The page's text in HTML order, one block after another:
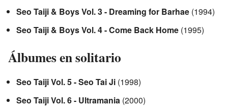
Seo Taiji & Boys Vol. 3 - Dreaming for Barhae (1994)
Seo Taiji & Boys Vol. 4 - Come Back Home (1995)
Álbumes en solitario
Seo Taiji Vol. 5 - Seo Tai Ji (1998)
Seo Taiji Vol. 6 - Ultramania (2000)